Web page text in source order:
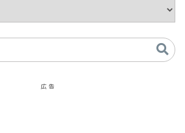
広告